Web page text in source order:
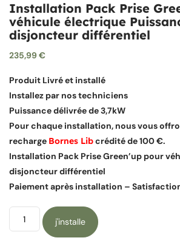
Installation Pack Prise
véhicule électrique
disjoncteur différentiel
235,99€
Produit Livré et installé
Installez par nos techniciens
Puissance délivrée de 3,7kW
Pour chaque installation, nous vous
recharge Bornes Libcrédité de 100 €.
Installation Pack Prise Green’up pour
disjoncteur différentiel
Paiement après installation –
j'installe